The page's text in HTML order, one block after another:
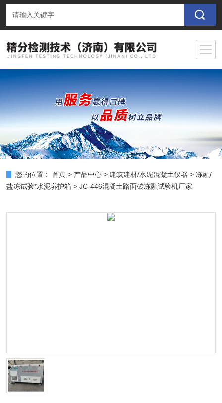
您的位置： 首页 > 产品中心 >建筑建材/水泥混凝土仪器 >冻融/
盐冻试验*水泥养护箱 > JC-446混凝土路面砖冻融试验机厂家